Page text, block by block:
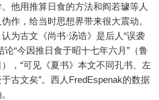
他用推算日食的方法和阎若璩等人
作，给当时思想界带来很大震动。
为古文《尚书·汤诰》是后人“误袭
论“今因推日食于昭十七年六月”（鲁
，“可见《夏书》本文不同孔书、左
古文矣”。西人FredEspenak的数据